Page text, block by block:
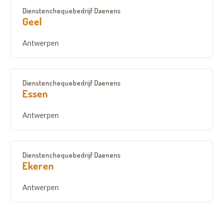
Dienstenchequebedrijf Daenens
Geel
Antwerpen
Dienstenchequebedrijf Daenens
Essen
Antwerpen
Dienstenchequebedrijf Daenens
Ekeren
Antwerpen